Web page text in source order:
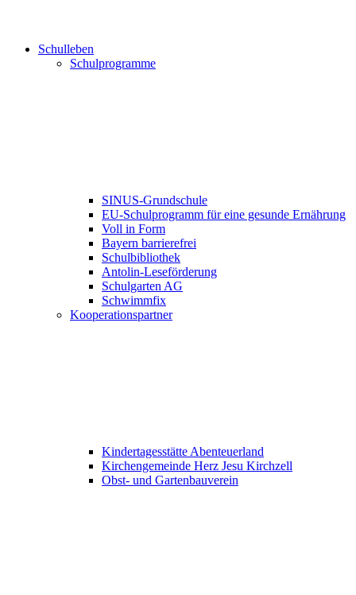
Schulleben
Schulprogramme
SINUS-Grundschule
EU-Schulprogramm für eine gesunde Ernährung
Voll in Form
Bayern barrierefrei
Schulbibliothek
Antolin-Leseförderung
Schulgarten AG
Schwimmfix
Kooperationspartner
Kindertagesstätte Abenteuerland
Kirchengemeinde Herz Jesu Kirchzell
Obst- und Gartenbauverein